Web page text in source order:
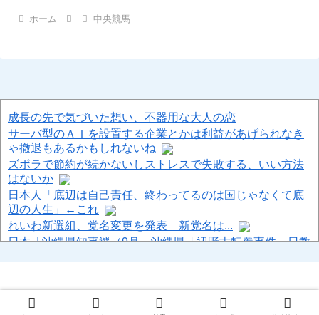
ホーム 中央競馬
成長の先で気づいた想い、不器用な大人の恋
サーバ型のＡＩを設置する企業とかは利益があげられなき
ゃ撤退もあるかもしれないね
ズボラで節約が続かないしストレスで失敗する、いい方法
はないか
日本人「底辺は自己責任、終わってるのは国じゃなくて底
辺の人生」←これ
れいわ新選組、党名変更を発表 新党名は...
日本「沖縄県知事選（9月」沖縄県「辺野古転覆事件」日教
（ ´_ゝ`）中道幹事長、食料品消費税2年間1%の閣議決定を
批判 → 記者「中道改革連合は食料品消費税ゼロを公約に掲
© 2013-2026 ハロン棒ch.